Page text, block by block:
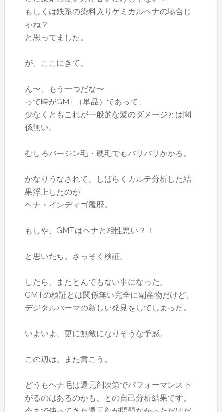
もしくは鉄系の染料入りケミカルヘナの場合じ
ゃね？
と思ってました。
が、ここにきて、
ん〜、もう一つだな〜
って時がGMT（単品）であって、
少なくともこれが一般的な髪のダメージとは関
係無い。
むしろバージン毛・硬毛でもバリバリかかる。
かなりうなされて、しばらくカルテ分析した結
果浮上したのが
ヘナ・インディゴ履歴。
もしや、GMTはヘナと相性悪い？！
と思いたち、さっそく検証。
したら、またとんでもない事になった。
GMTの検証とは関係無い完全に副産物だけど、
デジタルパーマの新しい発見をしてしまった。
いよいよ、更に無敵になりそうな予感。
この辺は、また書こう。
どうもヘナ毛は還元剤次第でパフォーマンス下
がるのはあるのかも、との自己分析結果です。